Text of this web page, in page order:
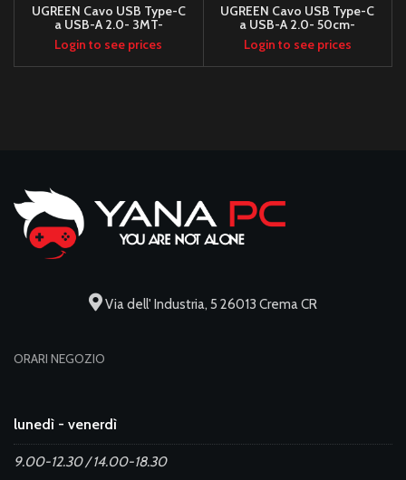
UGREEN Cavo USB Type-C
a USB-A 2.0- 3MT-
Intrecciato- Black
Login to see prices
UGREEN Cavo USB Type-C
a USB-A 2.0- 50cm-
Intrecciato- Black
Login to see prices
Via dell' Industria, 5 26013 Crema CR
ORARI NEGOZIO
lunedì - venerdì
9.00-12.30 / 14.00-18.30